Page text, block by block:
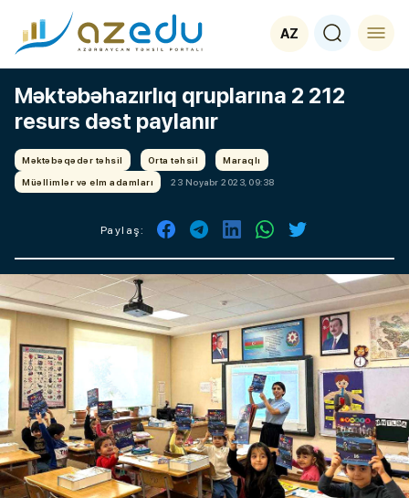
AZ
Məktəbəhazırlıq qruplarına 2 212
resurs dəst paylanır
Məktəbəqədər təhsil Orta təhsil
Maraqlı
Müəllimlər və elm adamları
23 Noyabr 2023, 09:38
Paylaş: